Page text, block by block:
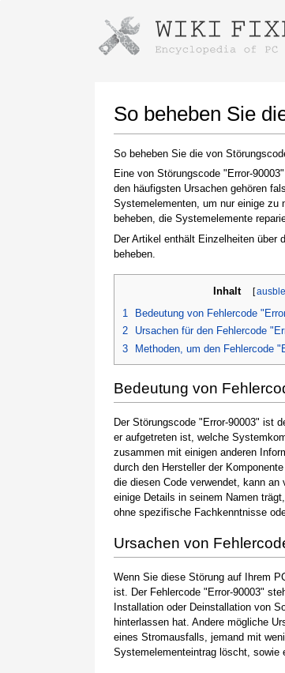
So beheben Sie
So beheben Sie die von
Eine von Störungscode "Error-
den häufigsten Ursachen gehören
Systemelementen, um nur einige zu
beheben, die Systemelemente
Der Artikel enthält Einzelheiten über
beheben.
Inhalt [
1
Bedeutung von Fehlercode
2
Ursachen für den Fehlercode
3
Methoden, um den Fehlercode
Bedeutung von
Der Störungscode "Error-90003" ist
er aufgetreten ist, welche
zusammen mit einigen anderen
durch den Hersteller der
die diesen Code verwendet, kann
einige Details in seinem Namen
ohne spezifische Fachkenntnisse
Ursachen von
Wenn Sie diese Störung auf Ihrem
ist. Der Fehlercode "Error-90003"
Installation oder Deinstallation von
hinterlassen hat. Andere mögliche
eines Stromausfalls, jemand mit
Systemelementeintrag löscht, sowie
Anweisungen zum
Klicken Sie nach Abschluss des
den Link zur heruntergeladenen